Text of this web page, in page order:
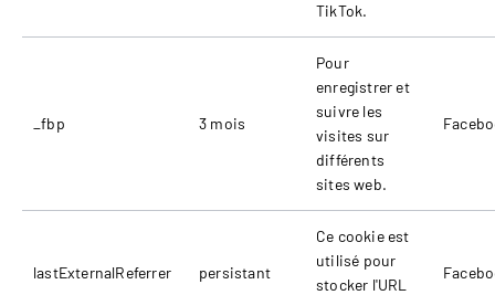
TikTok.
_fbp 3 mois
Pour
enregistrer et
suivre les
visites sur
différents
sites web.
lastExternalReferrer persistant
Ce cookie est
utilisé pour
stocker l'URL